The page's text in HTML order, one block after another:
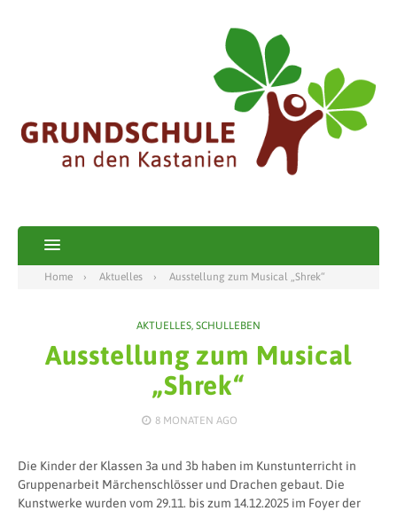
Home Aktuelles Ausstellung zum Musical „Shrek“
AKTUELLES, SCHULLEBEN
Ausstellung zum Musical
„Shrek“
8 MONATEN AGO
Die Kinder der Klassen 3a und 3b haben im Kunstunterricht in
Gruppenarbeit Märchenschlösser und Drachen gebaut. Die
Kunstwerke wurden vom 29.11. bis zum 14.12.2025 im Foyer der